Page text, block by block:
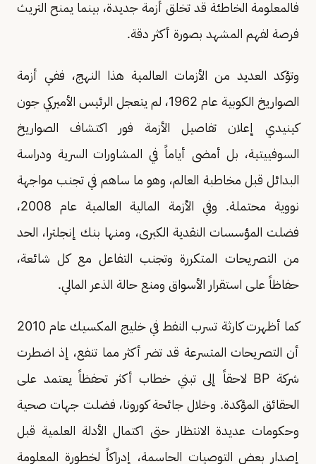
فالمعلومة الخاطئة قد تخلق أزمة جديدة، بينما يمنح التريث
فرصة لفهم المشهد بصورة أكثر دقة.
وتؤكد العديد من الأزمات العالمية هذا النهج، ففي أزمة
الصواريخ الكوبية عام 1962، لم يتعجل الرئيس الأميركي جون
كينيدي إعلان تفاصيل الأزمة فور اكتشاف الصواريخ
السوفييتية، بل أمضى أياماً في المشاورات السرية ودراسة
البدائل قبل مخاطبة العالم، وهو ما ساهم في تجنب مواجهة
نووية محتملة. وفي الأزمة المالية العالمية عام 2008،
فضلت المؤسسات النقدية الكبرى، ومنها بنك إنجلترا، الحد
من التصريحات المتكررة وتجنب التفاعل مع كل شائعة،
حفاظاً على استقرار الأسواق ومنع حالة الذعر المالي.
كما أظهرت كارثة تسرب النفط في خليج المكسيك عام 2010
أن التصريحات المتسرعة قد تضر أكثر مما تنفع، إذ اضطرت
شركة BP لاحقاً إلى تبني خطاب أكثر تحفظاً يعتمد على
الحقائق المؤكدة. وخلال جائحة كورونا، فضلت جهات صحية
وحكومات عديدة الانتظار حتى اكتمال الأدلة العلمية قبل
إصدار بعض التوصيات الحاسمة، إدراكاً لخطورة المعلومة